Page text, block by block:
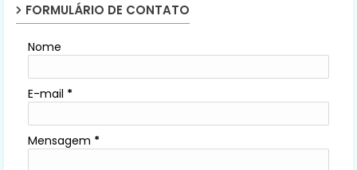
FORMULÁRIO DE CONTATO
Nome
E-mail *
Mensagem *